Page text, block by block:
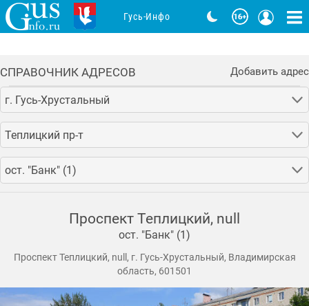
СПРАВОЧНИК АДРЕСОВ Добавить адрес
г. Гусь-Хрустальный
Теплицкий пр-т
ост. "Банк" (1)
Проспект Теплицкий, null
ост. "Банк" (1)
Проспект Теплицкий, null, г. Гусь-Хрустальный, Владимирская
область, 601501
Гусь-Инфо